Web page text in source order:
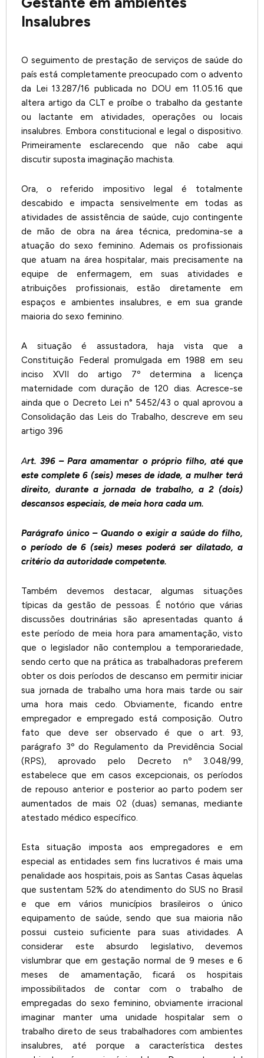
Insalubres
O seguimento de prestação de serviços de saúde do
país está completamente preocupado com o advento
da Lei 13.287/16 publicada no DOU em 11.05.16 que
altera artigo da CLT e proíbe o trabalho da gestante
ou lactante em atividades, operações ou locais
insalubres. Embora constitucional e legal o dispositivo.
Primeiramente esclarecendo que não cabe aqui
discutir suposta imaginação machista.
Ora, o referido impositivo legal é totalmente
descabido e impacta sensivelmente em todas as
atividades de assistência de saúde, cujo contingente
de mão de obra na área técnica, predomina-se a
atuação do sexo feminino. Ademais os profissionais
que atuam na área hospitalar, mais precisamente na
equipe de enfermagem, em suas atividades e
atribuições profissionais, estão diretamente em
espaços e ambientes insalubres, e em sua grande
maioria do sexo feminino.
A situação é assustadora, haja vista que a
Constituição Federal promulgada em 1988 em seu
inciso XVII do artigo 7º determina a licença
maternidade com duração de 120 dias. Acresce-se
ainda que o Decreto Lei n° 5452/43 o qual aprovou a
Consolidação das Leis do Trabalho, descreve em seu
artigo 396
Art. 396 – Para amamentar o próprio filho, até que
este complete 6 (seis) meses de idade, a mulher terá
direito, durante a jornada de trabalho, a 2 (dois)
descansos especiais, de meia hora cada um.
Parágrafo único – Quando o exigir a saúde do filho,
o período de 6 (seis) meses poderá ser dilatado, a
critério da autoridade competente.
Também devemos destacar, algumas situações
típicas da gestão de pessoas. É notório que várias
discussões doutrinárias são apresentadas quanto á
este período de meia hora para amamentação, visto
que o legislador não contemplou a temporariedade,
sendo certo que na prática as trabalhadoras preferem
obter os dois períodos de descanso em permitir iniciar
sua jornada de trabalho uma hora mais tarde ou sair
uma hora mais cedo. Obviamente, ficando entre
empregador e empregado está composição. Outro
fato que deve ser observado é que o art. 93,
parágrafo 3º do Regulamento da Previdência Social
(RPS), aprovado pelo Decreto nº 3.048/99,
estabelece que em casos excepcionais, os períodos
de repouso anterior e posterior ao parto podem ser
aumentados de mais 02 (duas) semanas, mediante
atestado médico específico.
Esta situação imposta aos empregadores e em
especial as entidades sem fins lucrativos é mais uma
penalidade aos hospitais, pois as Santas Casas àquelas
que sustentam 52% do atendimento do SUS no Brasil
e que em vários municípios brasileiros o único
equipamento de saúde, sendo que sua maioria não
possui custeio suficiente para suas atividades. A
considerar este absurdo legislativo, devemos
vislumbrar que em gestação normal de 9 meses e 6
meses de amamentação, ficará os hospitais
impossibilitados de contar com o trabalho de
empregadas do sexo feminino, obviamente irracional
imaginar manter uma unidade hospitalar sem o
trabalho direto de seus trabalhadores com ambientes
insalubres, até porque a característica destes